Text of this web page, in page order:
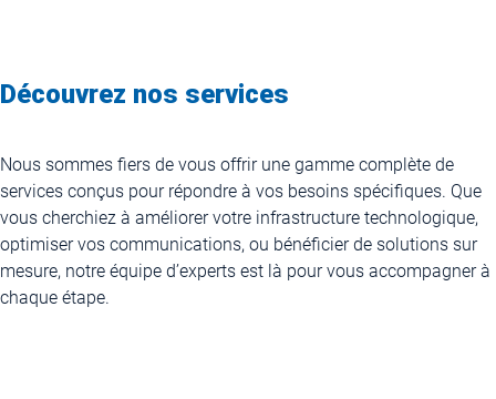
Découvrez nos services
Nous sommes fiers de vous offrir une gamme complète de
services conçus pour répondre à vos besoins spécifiques. Que
vous cherchiez à améliorer votre infrastructure technologique,
optimiser vos communications, ou bénéficier de solutions sur
mesure, notre équipe d’experts est là pour vous accompagner à
chaque étape.